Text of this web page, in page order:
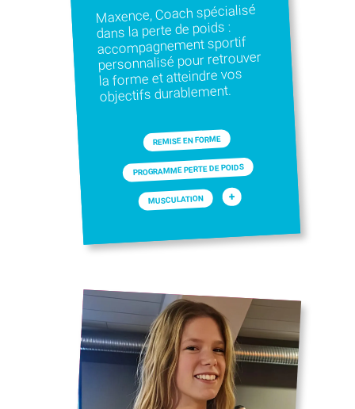
Maxence, Coach spécialisé
dans la perte de poids :
accompagnement sportif
personnalisé pour retrouver
la forme et atteindre vos
objectifs durablement.
REMISE EN FORME
PROGRAMME PERTE DE POIDS
MUSCULATION +